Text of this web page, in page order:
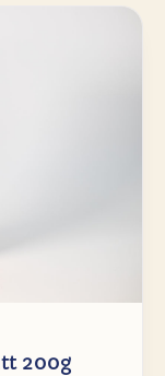
200g